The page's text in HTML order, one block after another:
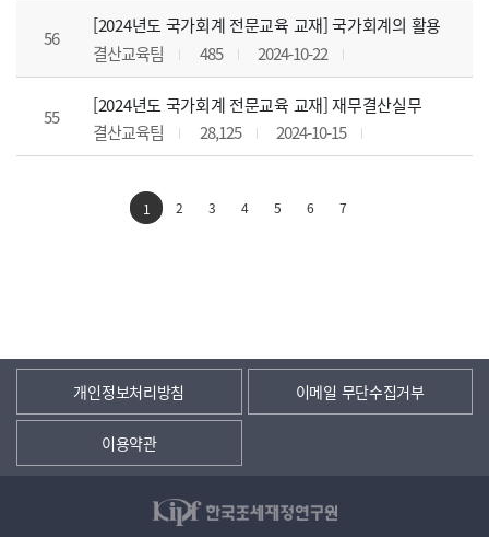
56
[2024년도 국가회계 전문교육 교재] 국가회계의 활용
결산교육팀
485 2024-10-22
55
[2024년도 국가회계 전문교육 교재] 재무결산실무
결산교육팀
28,125 2024-10-15
1 2 3 4 5 6 7
개인정보처리방침 이메일 무단수집거부
이용약관